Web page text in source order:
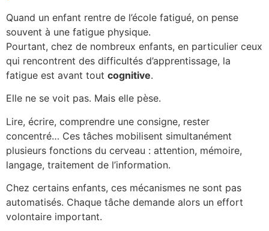
Quand un enfant rentre de l’école fatigué, on pense
souvent à une fatigue physique.
Pourtant, chez de nombreux enfants, en particulier ceux
qui rencontrent des difficultés d’apprentissage, la
fatigue est avant tout cognitive.
Elle ne se voit pas. Mais elle pèse.
Lire, écrire, comprendre une consigne, rester
concentré… Ces tâches mobilisent simultanément
plusieurs fonctions du cerveau : attention, mémoire,
langage, traitement de l’information.
Chez certains enfants, ces mécanismes ne sont pas
automatisés. Chaque tâche demande alors un effort
volontaire important.